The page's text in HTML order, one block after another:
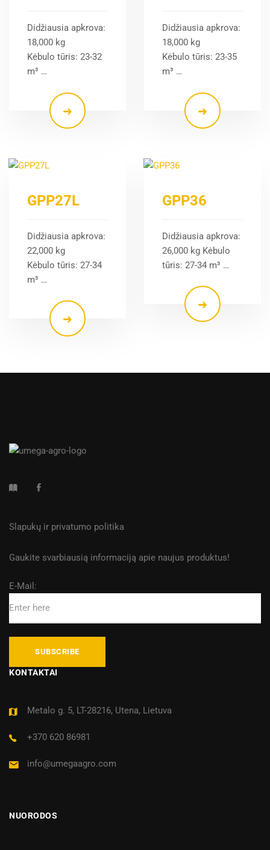
Didžiausia apkrova:
18,000 kg
Kėbulo tūris: 23-32
m³ …
Didžiausia apkrova:
18,000 kg
Kėbulo tūris: 23-35
m³ …
GPP27L
Didžiausia apkrova:
22,000 kg
Kėbulo tūris: 27-34
m³ …
GPP36
Didžiausia apkrova:
26,000 kg Kėbulo
tūris: 27-34 m³ …
Slapukų ir privatumo politika
Gaukite svarbiausią informaciją apie naujus produktus!
E-Mail:
KONTAKTAI
Metalo g. 5, LT-28216, Utena, Lietuva
+370 620 86981
info@umegaagro.com
NUORODOS